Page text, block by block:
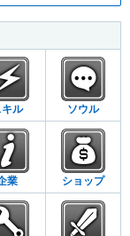
キル ソウル
業 ショップ